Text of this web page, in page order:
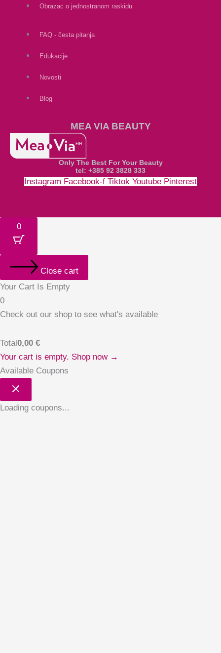
Obrazac o jednostranom raskidu
FAQ - česta pitanja
Edukacije
Novosti
Blog
MEA VIA BEAUTY
Only The Best For Your Beauty
tel: +385 92 3828 333
Instagram Facebook-f Tiktok Youtube Pinterest
0
Close cart
Your Cart Is Empty
0
Check out our shop to see what's available
Total0,00 €
Your cart is empty. Shop now →
Available Coupons
Loading coupons...